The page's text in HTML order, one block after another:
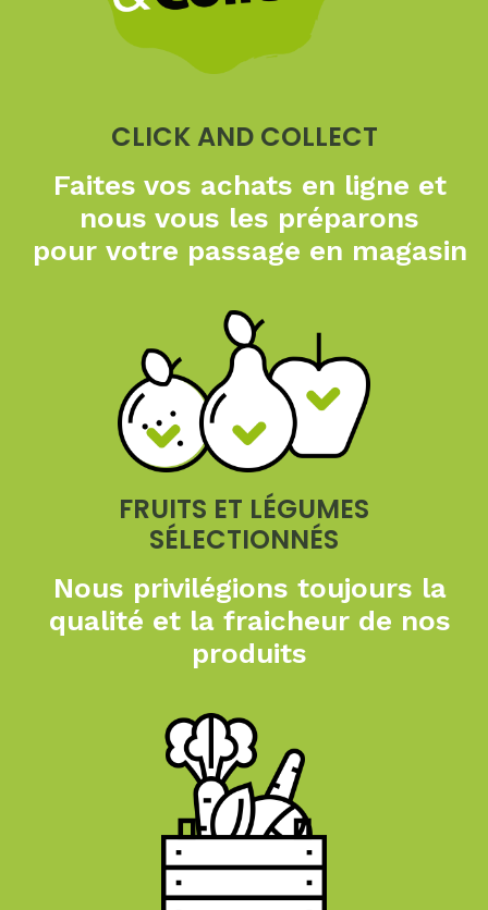
FRUITS ET LÉGUMES
SÉLECTIONNÉS
Nous privilégions toujours la
qualité et la fraicheurde nos
produits
CLICK AND COLLECT
Faites vos achats en ligne et
nous vous les préparons
pourvotre passage en magasin